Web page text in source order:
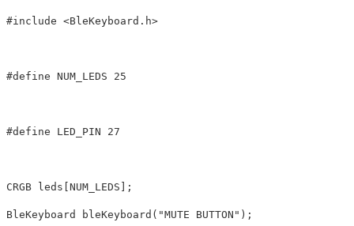
CRGB leds NUM_LEDS ];
BleKeyboard bleKeyboard ( "MUTE BUTTON" );